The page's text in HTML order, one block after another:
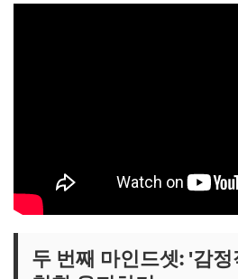
두 번째 마인드셋: '감